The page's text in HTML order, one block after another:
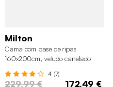
Milton
Cama com base de ripas
160x200cm, veludo canelado
4 (7)
229,99 € 172,49 €